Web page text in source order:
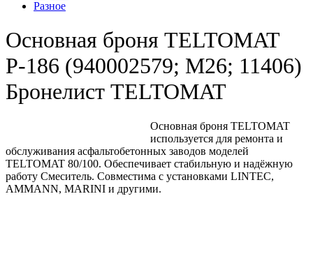
Разное
Основная броня TELTOMAT
Р-186 (940002579; M26; 11406)
Бронелист TELTOMAT
Основная броня TELTOMAT
используется для ремонта и
обслуживания асфальтобетонных заводов моделей
TELTOMAT 80/100. Обеспечивает стабильную и надёжную
работу Смеситель. Совместима с установками LINTEC,
AMMANN, MARINI и другими.